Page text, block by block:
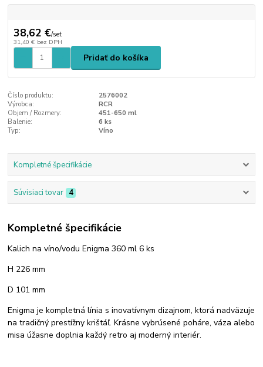
38,62 €/set
31,40 € bez DPH
Pridať do košíka
Číslo produktu:
2576002
Výrobca:
RCR
Objem / Rozmery:
451-650 ml
Balenie:
6 ks
Typ:
Víno
Kompletné špecifikácie
Súvisiaci tovar 4
Kompletné špecifikácie
Kalich na víno/vodu Enigma 360 ml 6 ks
H 226 mm
D 101 mm
Enigma je kompletná línia s inovatívnym dizajnom, ktorá nadväzuje
na tradičný prestížny krištáľ. Krásne vybrúsené poháre, váza alebo
misa úžasne doplnia každý retro aj moderný interiér.